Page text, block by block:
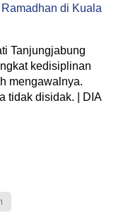
di Kuala
Tanjungjabung
kedisiplinan
mengawalnya.
tidak disidak. | DIA